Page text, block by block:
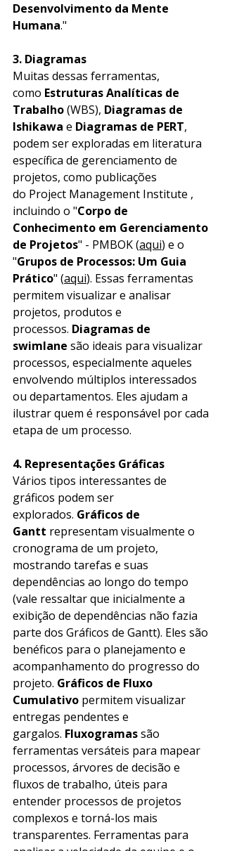
Desenvolvimento da Mente
Humana."
3. Diagramas
Muitas dessas ferramentas,
como Estruturas Analíticas de
Trabalho (WBS), Diagramas de
Ishikawa e Diagramas de PERT,
podem ser exploradas em literatura
específica de gerenciamento de
projetos, como publicações
do Project Management Institute ,
incluindo o "Corpo de
Conhecimento em Gerenciamento
de Projetos" - PMBOK (aqui) e o
"Grupos de Processos: Um Guia
Prático" (aqui). Essas ferramentas
permitem visualizar e analisar
projetos, produtos e
processos. Diagramas de
swimlane são ideais para visualizar
processos, especialmente aqueles
envolvendo múltiplos interessados
ou departamentos. Eles ajudam a
ilustrar quem é responsável por cada
etapa de um processo.
4. Representações Gráficas
Vários tipos interessantes de
gráficos podem ser
explorados. Gráficos de
Gantt representam visualmente o
cronograma de um projeto,
mostrando tarefas e suas
dependências ao longo do tempo
(vale ressaltar que inicialmente a
exibição de dependências não fazia
parte dos Gráficos de Gantt). Eles são
benéficos para o planejamento e
acompanhamento do progresso do
projeto. Gráficos de Fluxo
Cumulativo permitem visualizar
entregas pendentes e
gargalos. Fluxogramas são
ferramentas versáteis para mapear
processos, árvores de decisão e
fluxos de trabalho, úteis para
entender processos de projetos
complexos e torná-los mais
transparentes. Ferramentas para